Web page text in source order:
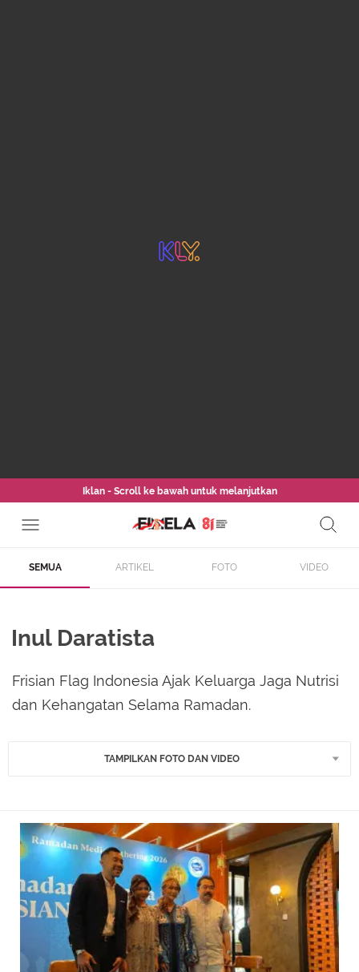
Iklan - Scroll ke bawah untuk melanjutkan
SEMUA ARTIKEL FOTO VIDEO
Inul Daratista
Frisian Flag Indonesia Ajak Keluarga Jaga Nutrisi
dan Kehangatan Selama Ramadan.
TAMPILKAN FOTO DAN VIDEO